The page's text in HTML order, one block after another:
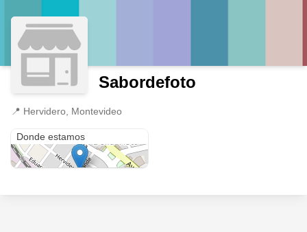
Sabordefoto
📍 Hervidero, Montevideo
Donde estamos